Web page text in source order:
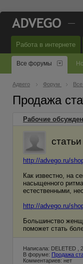
—
Работа в интернете
Все форумы
Адвего Форум
Продажа
Рабочие
http://advego.ru/
Как известно, на
насыщенного
естественными,
http://advego.ru/
Большинство
поможет стать
Написала: DELETED ,
В форуме: Продажа
Комментариев: нет